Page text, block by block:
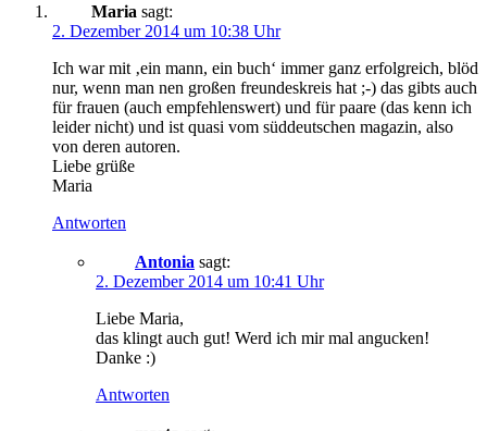
Maria sagt:
2. Dezember 2014 um 10:38 Uhr
Ich war mit ‚ein mann, ein buch‘ immer ganz erfolgreich, blöd
nur, wenn man nen großen freundeskreis hat ;-) das gibts auch
für frauen (auch empfehlenswert) und für paare (das kenn ich
leider nicht) und ist quasi vom süddeutschen magazin, also
von deren autoren.
Liebe grüße
Maria
Antworten
Antonia sagt:
2. Dezember 2014 um 10:41 Uhr
Liebe Maria,
das klingt auch gut! Werd ich mir mal angucken!
Danke :)
Antworten